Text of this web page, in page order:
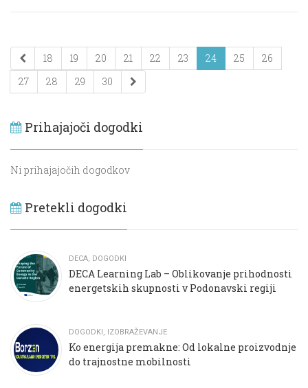
18 19 20 21 22 23 24 25
26
27
28 29 30
Prihajajoči dogodki
Ni prihajajočih dogodkov
Pretekli dogodki
DECA, DOGODKI
DECA Learning Lab – Oblikovanje prihodnosti
energetskih skupnosti v Podonavski regiji
DOGODKI , IZOBRAŽEVANJE
Ko energija premakne: Od lokalne proizvodnje
do trajnostne mobilnosti